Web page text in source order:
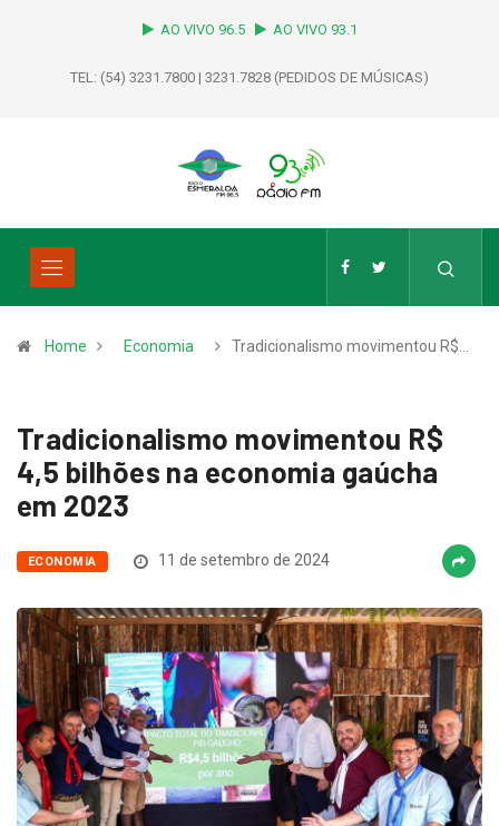
AO VIVO 96.5 AO VIVO 93.1
TEL: (54) 3231.7800 | 3231.7828 (PEDIDOS DE MÚSICAS)
Home Economia Tradicionalismo movimentou R$…
Tradicionalismo movimentou R$
4,5 bilhões na economia gaúcha
em 2023
ECONOMIA 11 de setembro de 2024